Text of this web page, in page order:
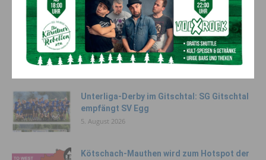
6. August 2026
Bocciaturnier brachte Sport, Spaß und
Gemeinschaft nach Kötschach-Mauthen
6. August 2026
Unterliga-Derby im Gitschtal: SG Gitschtal
empfängt SV Egg
5. August 2026
Kötschach-Mauthen wird zum Hotspot der